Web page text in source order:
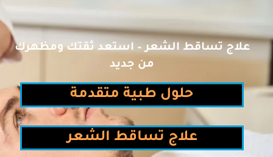
علاج تساقط الشعر – استعد ثقتك ومظهرك
من جديد
حلول طبية متقدمة
علاج تساقط الشعر